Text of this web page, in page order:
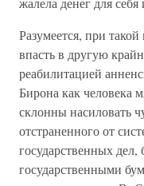
Разумеется, при
впасть в другую
реабилитацией
Бирона как человека
склонны насиловать
отстраненного от
государственных
государственными